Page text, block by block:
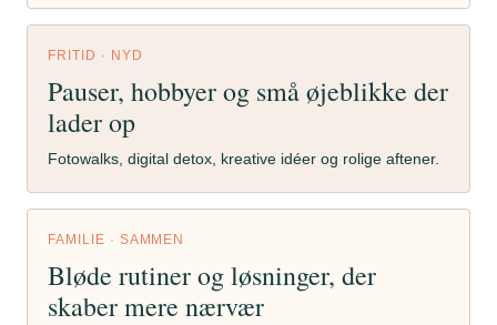
FRITID · NYD
Pauser, hobbyer og små øjeblikke der
lader op
Fotowalks, digital detox, kreative idéer og rolige aftener.
FAMILIE · SAMMEN
Bløde rutiner og løsninger, der
skaber mere nærvær